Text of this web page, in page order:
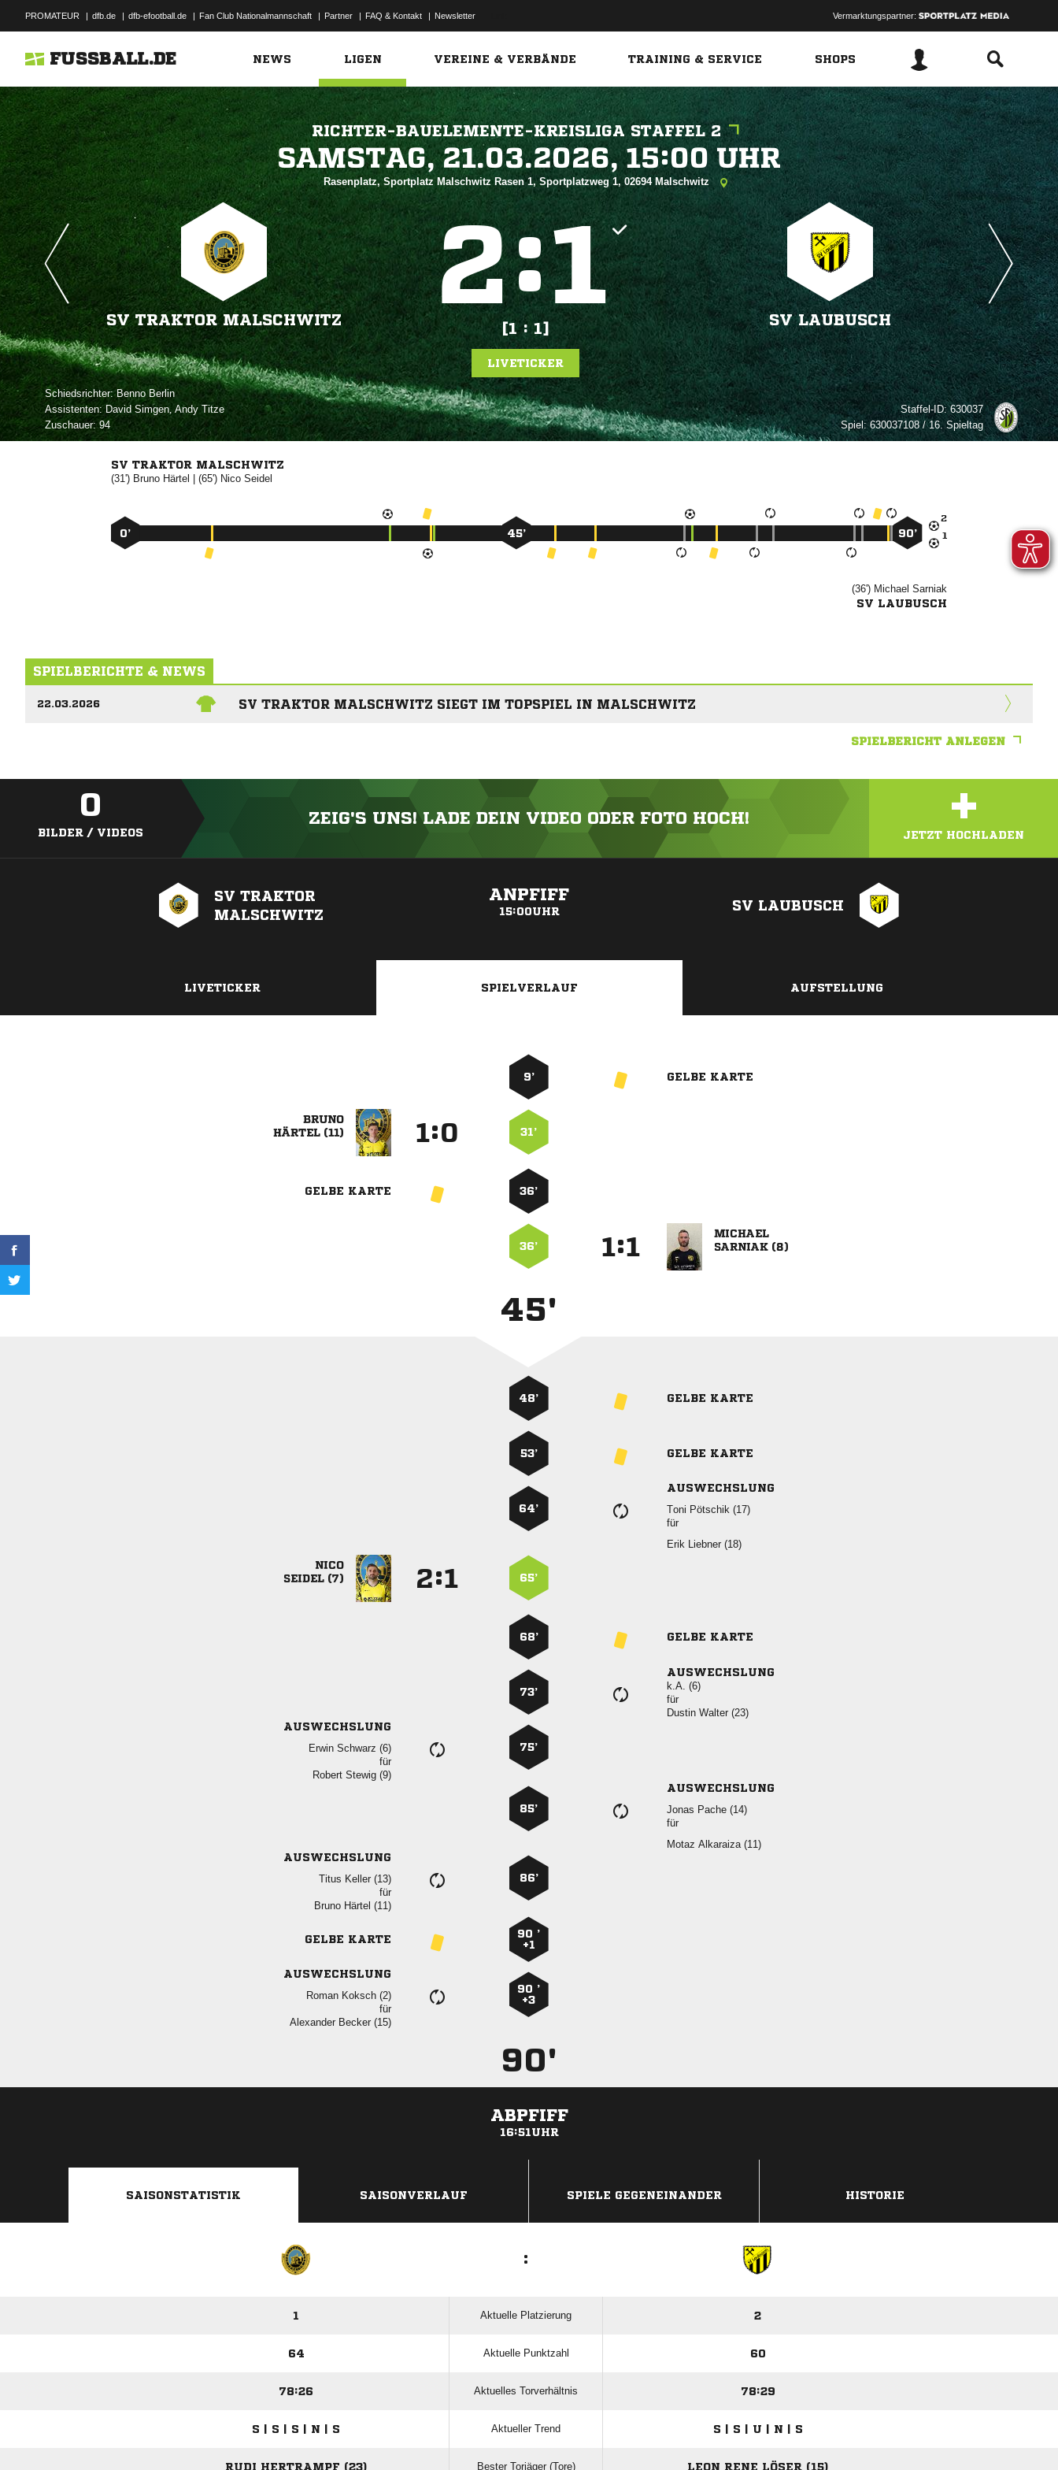
PROMATEUR | dfb.de | dfb-efootball.de | Fan Club Nationalmannschaft | Partner | FAQ & Kontakt | Newsletter Vermarktungspartner:
FUSSBALL.DE NEWS LIGEN VEREINE & VERBÄNDE TRAINING & SERVICE SHOPS
RICHTER-BAUELEMENTE-KREISLIGA STAFFEL 2
   
Rasenplatz, Sportplatz Malschwitz Rasen 1, Sportplatzweg 1, 02694 Malschwitz
SV TRAKTOR MALSCHWITZ
:
[1 : 1]
SV LAUBUSCH
LIVETICKER
Schiedsrichter: 
Assistenten: ,  
Zuschauer:94
Staffel-ID:630037
Spiel:630037108 / 16. Spieltag
SV TRAKTOR MALSCHWITZ
(31')  | (65') 


0’ 45’ 90’
(36')  
SV LAUBUSCH
SPIELBERICHTE & NEWS
22.03.2026 SV TRAKTOR MALSCHWITZ SIEGT IM TOPSPIEL IN MALSCHWITZ
SPIELBERICHT ANLEGEN
0
BILDER / VIDEOS
ZEIG'S UNS! LADE DEIN VIDEO ODER FOTO HOCH! +
JETZT HOCHLADEN
SV TRAKTOR
MALSCHWITZ
ANPFIFF
15:00UHR SV LAUBUSCH
LIVETICKER SPIELVERLAUF AUFSTELLUNG
9’ GELBE KARTE

 
: 31’
GELBE KARTE 36’
36’ :

 
45'
48’ GELBE KARTE
53’ GELBE KARTE
64’
AUSWECHSLUNG
  
für
  

 
: 65’
68’ GELBE KARTE
73’
AUSWECHSLUNG
k.A. (6)
für
  
AUSWECHSLUNG
  
für
  
75’
85’
AUSWECHSLUNG
  
für
  
AUSWECHSLUNG
  
für
  
86’
GELBE KARTE
90 ’
+1
AUSWECHSLUNG
  
für
  
90 ’
+3
90'
ABPFIFF
16:51UHR
SAISONSTATISTIK SAISONVERLAUF SPIELE GEGENEINANDER HISTORIE
:
1 Aktuelle Platzierung 2
64 Aktuelle Punktzahl 60
78:26 Aktuelles Torverhältnis 78:29
S | S | S | N | S Aktueller Trend S | S | U | N | S
RUDI HERTRAMPF (23) Bester Torjäger (Tore) LEON RENE LÖSER (15)